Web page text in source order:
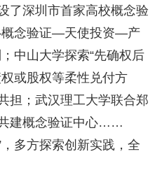
了深圳市首家高校概念验
概念验证—天使投资—产
中山大学探索“先确权后
或股权等柔性兑付方
担；武汉理工大学联合郑
建概念验证中心……
，多方探索创新实践，全